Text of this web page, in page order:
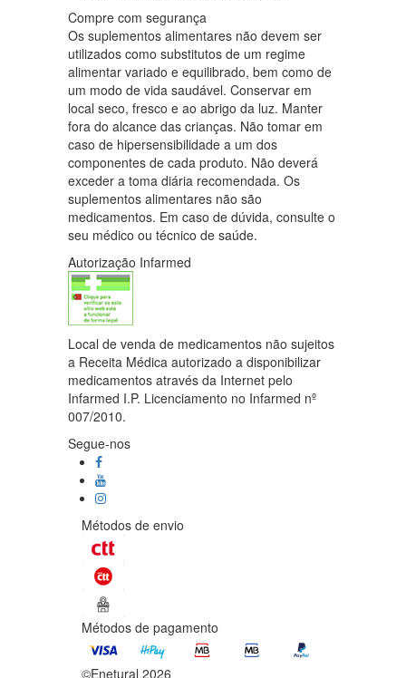
Compre com segurança
Os suplementos alimentares não devem ser
utilizados como substitutos de um regime
alimentar variado e equilibrado, bem como de
um modo de vida saudável. Conservar em
local seco, fresco e ao abrigo da luz. Manter
fora do alcance das crianças. Não tomar em
caso de hipersensibilidade a um dos
componentes de cada produto. Não deverá
exceder a toma diária recomendada. Os
suplementos alimentares não são
medicamentos. Em caso de dúvida, consulte o
seu médico ou técnico de saúde.
Autorização Infarmed
Local de venda de medicamentos não sujeitos
a Receita Médica autorizado a disponibilizar
medicamentos através da Internet pelo
Infarmed I.P. Licenciamento no Infarmed nº
007/2010.
Segue-nos
Métodos de envio
Métodos de pagamento
©Enetural 2026